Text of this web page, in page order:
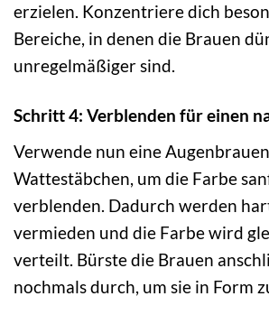
erzielen. Konzentriere dich
Bereiche, in denen die Brauen
unregelmäßiger sind.
Schritt 4: Verblenden für einen
Verwende nun eine
Wattestäbchen, um die Farbe
verblenden. Dadurch werden
vermieden und die Farbe wird
verteilt. Bürste die Brauen
nochmals durch, um sie in Form